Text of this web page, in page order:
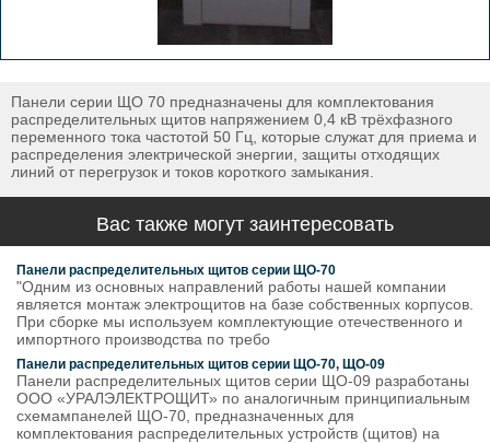
Панели серии ЩО 70 предназначены для комплектования
распределительных щитов напряжением 0,4 кВ трёхфазного
переменного тока частотой 50 Гц, которые служат для приема и
распределения электрической энергии, защиты отходящих
линий от перегрузок и токов короткого замыкания.
Вас также могут заинтересовать
Панели распределительных щитов серии ЩО-70
"Одним из основных направлений работы нашей компании
является монтаж электрощитов на базе собственных корпусов.
При сборке мы используем комплектующие отечественного и
импортного производства по требо
Панели распределительных щитов серии ЩО-70, ЩО-09
Панели распределительных щитов серии ЩО-09 разработаны
ООО «УРАЛЭЛЕКТРОЩИТ» по аналогичным принципиальным
схемампанелей ЩО-70, предназначенных для
комплектования распределительных устройств (щитов) на